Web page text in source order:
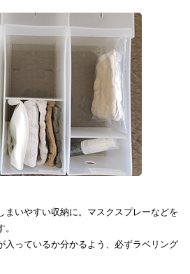
まいやすい収納に。マスクスプレーなどを
入っているか分かるよう、必ずラベリング